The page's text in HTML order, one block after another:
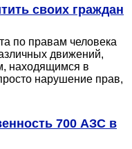
своих граждан
по правам человека
движений,
находящимся в
нарушение прав,
700 АЗС в